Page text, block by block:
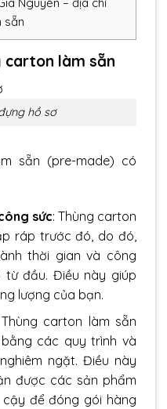
Nguyễn – địa chỉ
sẵn
carton làm sẵn
hồ sơ
sẵn (pre-made) có
sức: Thùng carton
ráp trước đó, do đó,
thời gian và công
đầu. Điều này giúp
lượng của bạn.
carton làm sẵn
các quy trình và
ngặt. Điều này
được các sản phẩm
để đóng gói hàng